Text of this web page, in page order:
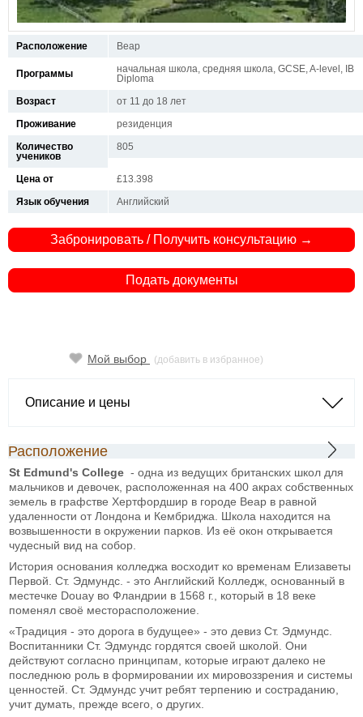
Расположение Веар
Программы
начальная школа, средняя школа, GCSE, A-level, IB
Diploma
Возраст
от 11 до 18 лет
Проживание
резиденция
Количество
учеников
805
Цена от
£13.398
Язык обучения
Английский
Забронировать / Получить консультацию →
Подать документы
Мой выбор (добавить в избранное)
Описание и цены
Расположение
St Edmund's College - одна из ведущих британских школ для
мальчиков и девочек, расположенная на 400 акрах собственных
земель в графстве Хертфордшир в городе Веар в равной
удаленности от Лондона и Кембриджа. Школа находится на
возвышенности в окружении парков. Из её окон открывается
чудесный вид на собор.
История основания колледжа восходит ко временам Елизаветы
Первой. Ст. Эдмундс. - это Английский Колледж, основанный в
местечке Douay во Фландрии в 1568 г., который в 18 веке
поменял своё месторасположение.
«Традиция - это дорога в будущее» - это девиз Ст. Эдмундс.
Воспитанники Ст. Эдмундс гордятся своей школой. Они
действуют согласно принципам, которые играют далеко не
последнюю роль в формировании их мировоззрения и системы
ценностей. Ст. Эдмундс учит ребят терпению и состраданию,
учит думать, прежде всего, о других.